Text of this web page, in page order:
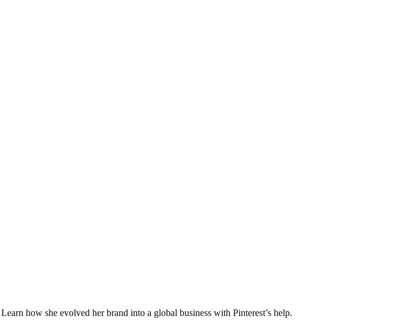
how she evolved her brand into a global business with Pinterest’s help.